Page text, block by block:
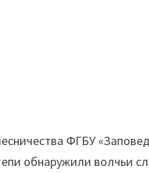
ФГБУ
обнаружили волчьи